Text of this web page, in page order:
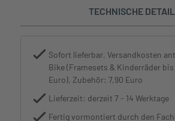
TECHNISCHE
Sofort lieferbar, Versandkosten
Bike (Framesets & Kinderräder
Euro), Zubehör: 7,90 Euro
Lieferzeit: derzeit 7 - 14 Werktage
Fertig vormontiert durch den